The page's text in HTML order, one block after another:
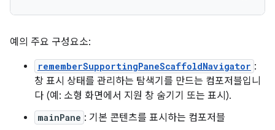
예의 주요 구성요소:
rememberSupportingPaneScaffoldNavigator :
창 표시 상태를 관리하는 탐색기를 만드는 컴포저블입니
다 (예: 소형 화면에서 지원 창 숨기기 또는 표시).
mainPane : 기본 콘텐츠를 표시하는 컴포저블